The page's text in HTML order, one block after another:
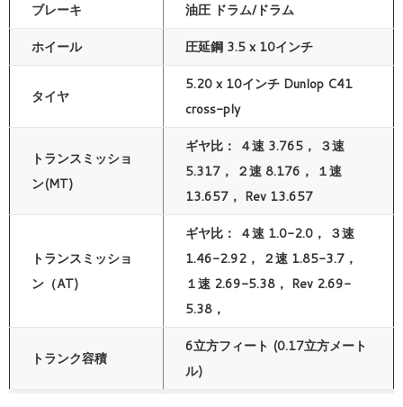
ブレーキ 油圧 ドラム/ドラム
ホイール 圧延鋼 3.5 x 10インチ
タイヤ
5.20 x 10インチ Dunlop C41
cross-ply
トランスミッショ
ン(MT)
ギヤ比： ４速 3.765， ３速
5.317， ２速 8.176， １速
13.657， Rev 13.657
トランスミッショ
ン（AT)
ギヤ比： ４速 1.0-2.0， ３速
1.46-2.92， ２速 1.85-3.7，
１速 2.69-5.38， Rev 2.69-
5.38，
トランク容積
6立方フィート (0.17立方メート
ル)